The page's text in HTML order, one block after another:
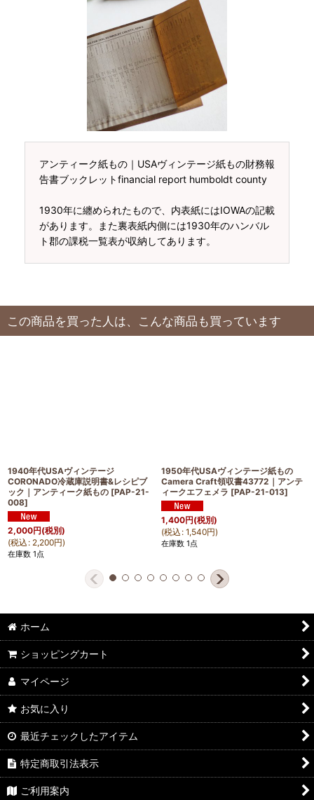
アンティーク紙もの｜USAヴィンテージ紙もの財務報
告書ブックレットfinancial report humboldt county
1930年に纏められたもので、内表紙にはIOWAの記載
があります。また裏表紙内側には1930年のハンバル
ト郡の課税一覧表が収納してあります。
この商品を買った人は、こんな商品も買っています
1940年代USAヴィンテージ
CORONADO冷蔵庫説明書&レシピブ
ック｜アンティーク紙もの [PAP-21-
008]
2,000円(税別)
(税込 : 2,200円)
在庫数 1点
1950年代USAヴィンテージ紙もの
Camera Craft領収書43772｜アンテ
ィークエフェメラ [PAP-21-013]
1,400円(税別)
(税込 : 1,540円)
在庫数 1点
ホーム
ショッピングカート
マイページ
お気に入り
最近チェックしたアイテム
特定商取引法表示
ご利用案内